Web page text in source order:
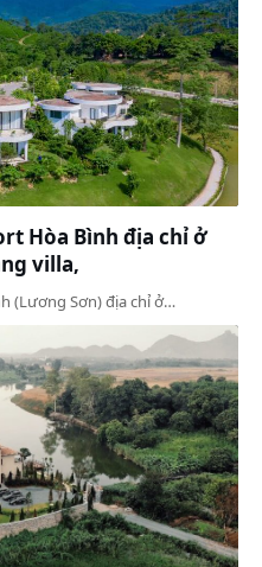
Hòa Bình địa chỉ ở
villa,
(Lương Sơn) địa chỉ ở…